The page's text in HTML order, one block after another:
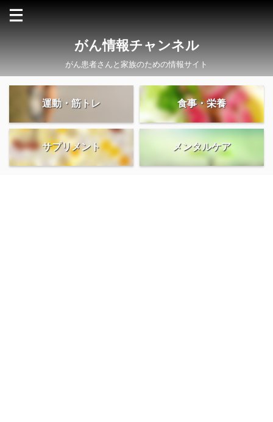
がん情報チャンネル
がん患者さんと家族のための情報サイト
運動・筋トレ 食事・栄養
サプリメント メンタルケア